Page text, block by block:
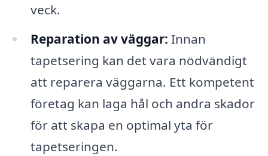
veck.
Reparation av väggar: Innan
tapetsering kan det vara nödvändigt
att reparera väggarna. Ett kompetent
företag kan laga hål och andra skador
för att skapa en optimal yta för
tapetseringen.